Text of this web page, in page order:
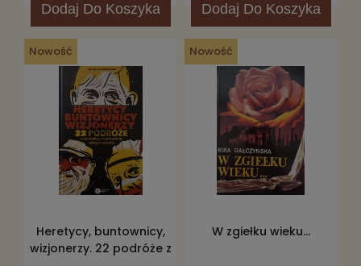
Dodaj Do Koszyka Dodaj Do Koszyka
Heretycy, buntownicy,
wizjonerzy. 22 podróże z
Nowość
W zgiełku wieku...
Nowość